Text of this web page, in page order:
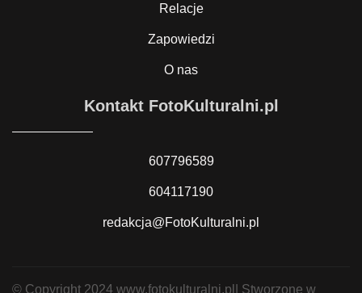
Relacje
Zapowiedzi
O nas
Kontakt FotoKulturalni.pl
607796589
604117190
redakcja@FotoKulturalni.pl
© Copyright 2024 www.fotokulturalni.pl| Stworzone w